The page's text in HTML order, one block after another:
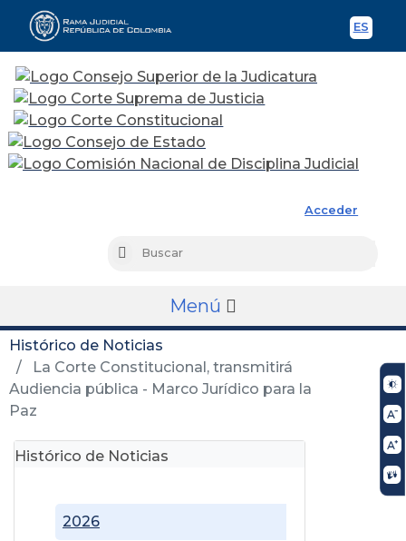
ES
Acceder
Buscar
Menú
Histórico de Noticias
La Corte Constitucional, transmitirá
Audiencia pública - Marco Jurídico para la
Paz
Histórico de Noticias
2026